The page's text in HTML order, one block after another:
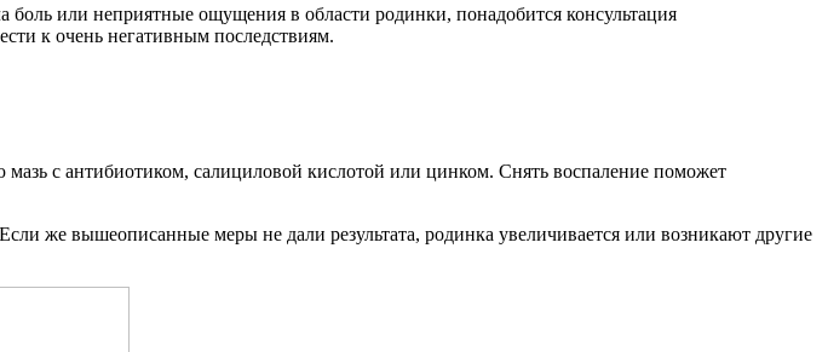
или неприятные ощущения в области родинки, понадобится консультация
к очень негативным последствиям.
с антибиотиком, салициловой кислотой или цинком. Снять воспаление поможет
же вышеописанные меры не дали результата, родинка увеличивается или возникают другие